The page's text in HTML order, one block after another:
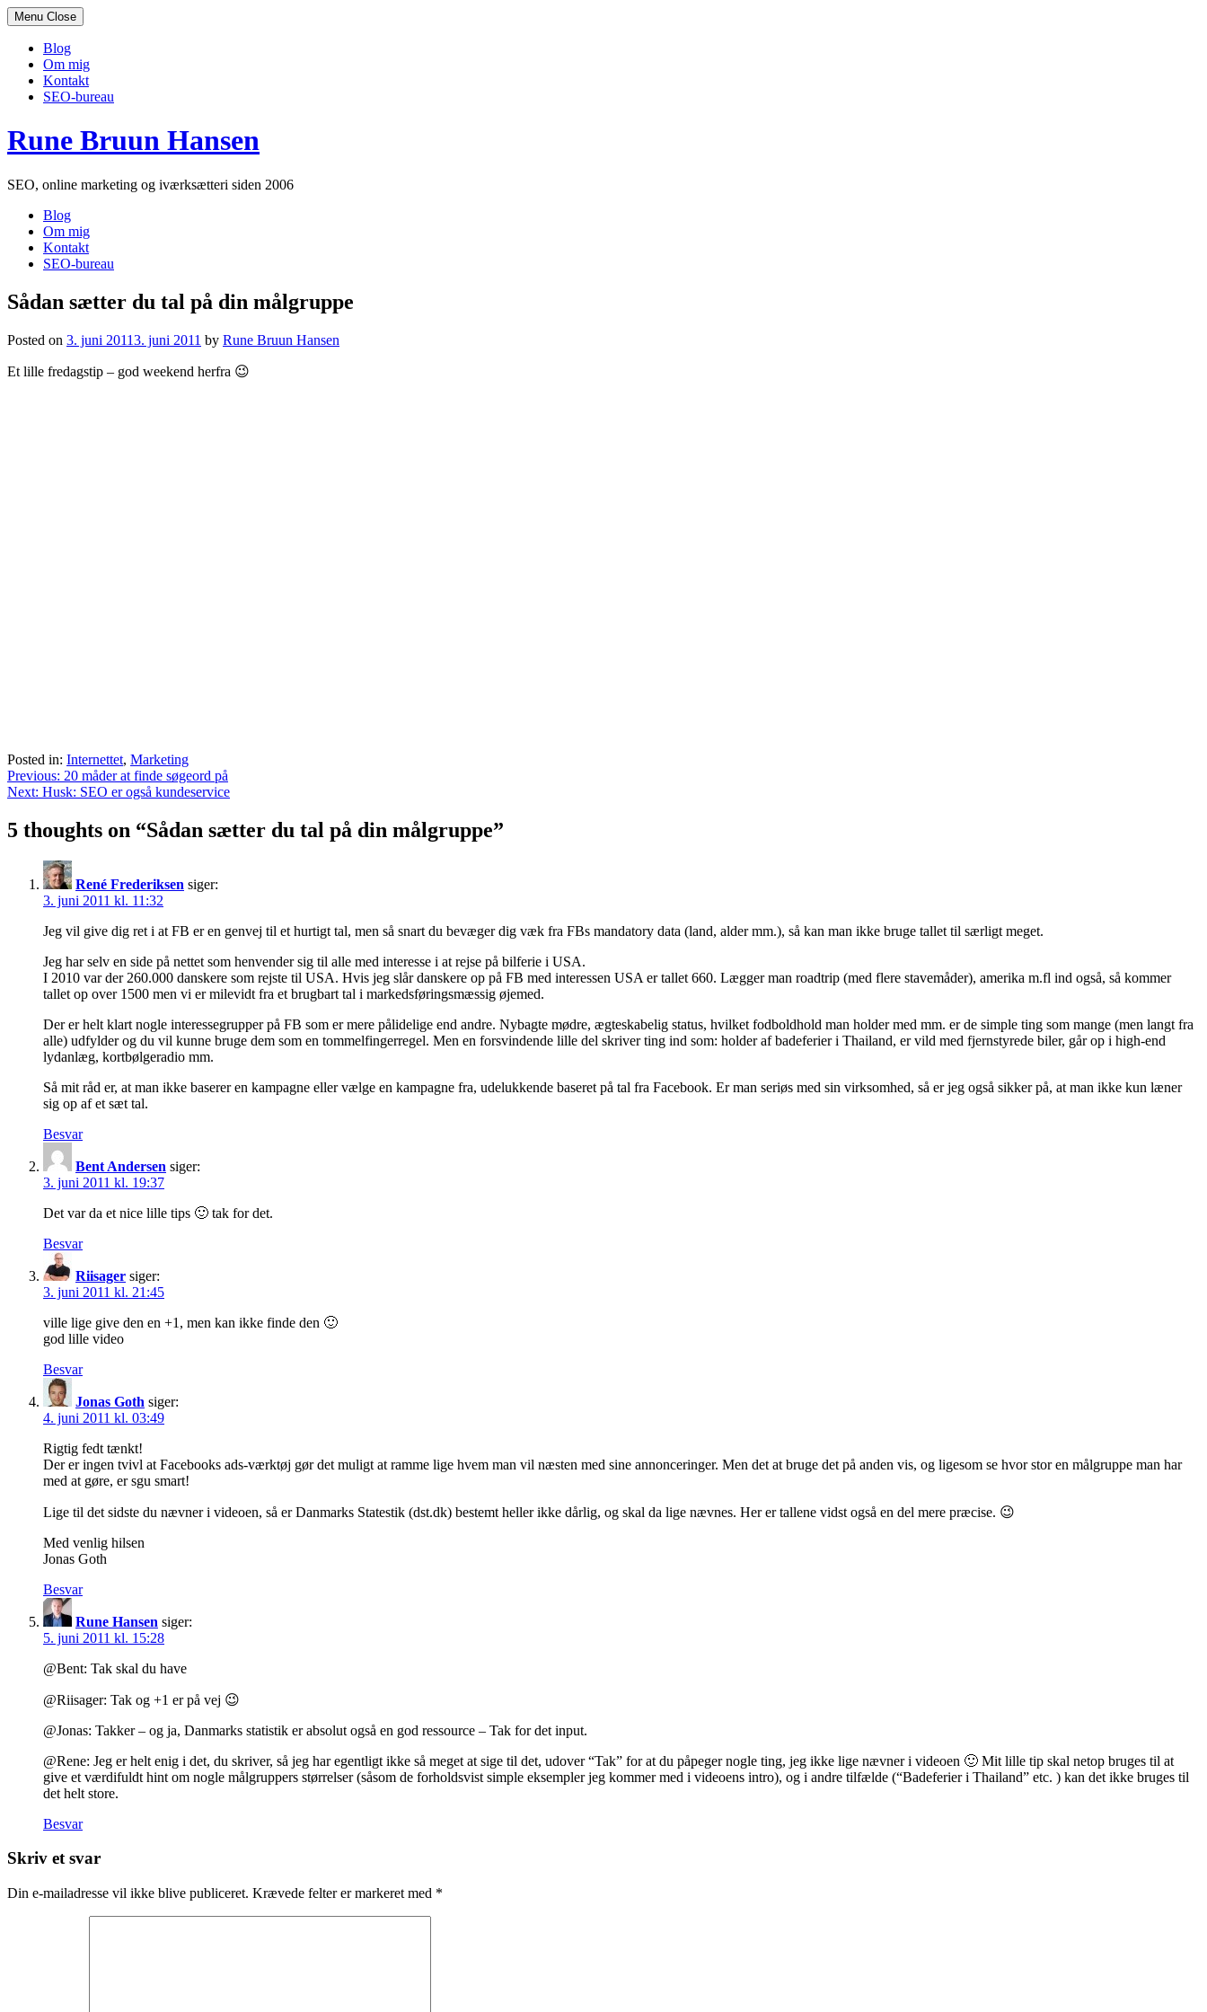
Menu Close
Blog
Om mig
Kontakt
SEO-bureau
Skip
to
Rune Bruun Hansen
SEO, online marketing og iværksætteri siden 2006
Blog
Om mig
Kontakt
SEO-bureau
Sådan sætter du tal på din målgruppe
Posted on 3. juni 20113. juni 2011 by Rune Bruun Hansen
Et lille fredagstip – god weekend herfra 😉
Posted in: Internettet, Marketing
Indlægsnavigation
Previous: 20 måder at finde søgeord på
Next: Husk: SEO er også kundeservice
5 thoughts on “Sådan sætter du tal på din målgruppe”
René Frederiksen siger:
3. juni 2011 kl. 11:32
Jeg vil give dig ret i at FB er en genvej til et hurtigt tal, men så snart du bevæger dig væk fra FBs mandatory data (land, alder mm.), så kan man ikke bruge tallet til særligt meget.
Jeg har selv en side på nettet som henvender sig til alle med interesse i at rejse på bilferie i USA.
I 2010 var der 260.000 danskere som rejste til USA. Hvis jeg slår danskere op på FB med interessen USA er tallet 660. Lægger man roadtrip (med flere stavemåder), amerika m.fl ind også, så kommer
tallet op over 1500 men vi er milevidt fra et brugbart tal i markedsføringsmæssig øjemed.
Der er helt klart nogle interessegrupper på FB som er mere pålidelige end andre. Nybagte mødre, ægteskabelig status, hvilket fodboldhold man holder med mm. er de simple ting som mange (men langt fra
alle) udfylder og du vil kunne bruge dem som en tommelfingerregel. Men en forsvindende lille del skriver ting ind som: holder af badeferier i Thailand, er vild med fjernstyrede biler, går op i high-end
lydanlæg, kortbølgeradio mm.
Så mit råd er, at man ikke baserer en kampagne eller vælge en kampagne fra, udelukkende baseret på tal fra Facebook. Er man seriøs med sin virksomhed, så er jeg også sikker på, at man ikke kun læner
sig op af et sæt tal.
Besvar
Bent Andersen siger:
3. juni 2011 kl. 19:37
Det var da et nice lille tips 🙂 tak for det.
Besvar
Riisager siger:
3. juni 2011 kl. 21:45
ville lige give den en +1, men kan ikke finde den 🙂
god lille video
Besvar
Jonas Goth siger:
4. juni 2011 kl. 03:49
Rigtig fedt tænkt!
Der er ingen tvivl at Facebooks ads-værktøj gør det muligt at ramme lige hvem man vil næsten med sine annonceringer. Men det at bruge det på anden vis, og ligesom se hvor stor en målgruppe man har
med at gøre, er sgu smart!
Lige til det sidste du nævner i videoen, så er Danmarks Statestik (dst.dk) bestemt heller ikke dårlig, og skal da lige nævnes. Her er tallene vidst også en del mere præcise. 😉
Med venlig hilsen
Jonas Goth
Besvar
Rune Hansen siger:
5. juni 2011 kl. 15:28
@Bent: Tak skal du have
@Riisager: Tak og +1 er på vej 😉
@Jonas: Takker – og ja, Danmarks statistik er absolut også en god ressource – Tak for det input.
@Rene: Jeg er helt enig i det, du skriver, så jeg har egentligt ikke så meget at sige til det, udover “Tak” for at du påpeger nogle ting, jeg ikke lige nævner i videoen 🙂 Mit lille tip skal netop bruges til at
give et værdifuldt hint om nogle målgruppers størrelser (såsom de forholdsvist simple eksempler jeg kommer med i videoens intro), og i andre tilfælde (“Badeferier i Thailand” etc. ) kan det ikke bruges til
det helt store.
Besvar
Skriv et svar
Din e-mailadresse vil ikke blive publiceret. Krævede felter er markeret med *